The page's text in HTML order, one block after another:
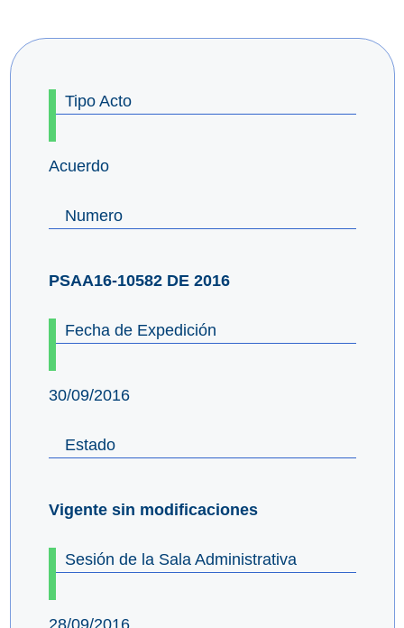
Tipo Acto
Acuerdo
Numero
PSAA16-10582 DE 2016
Fecha de Expedición
30/09/2016
Estado
Vigente sin modificaciones
Sesión de la Sala Administrativa